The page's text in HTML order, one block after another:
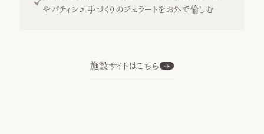
やパティシエ手づくりのジェラートをお外で愉しむ
施設サイトはこちら